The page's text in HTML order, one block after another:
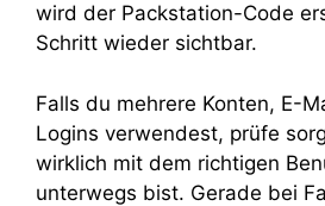
wird der Packstation-Code
Schritt wieder sichtbar.
Falls du mehrere Konten, E-
Logins verwendest, prüfe
wirklich mit dem richtigen
unterwegs bist. Gerade bei